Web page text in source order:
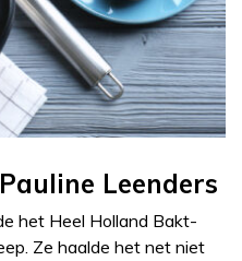
Leenders
het Heel Holland Bakt-
Ze haalde het net niet